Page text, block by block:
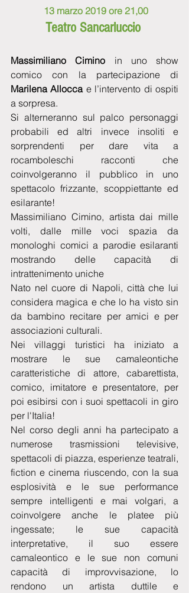
13 marzo 2019 ore 21,00
Teatro Sancarluccio
Massimiliano Cimino in uno show
Marilena Allocca e l’intervento di ospiti
a sorpresa.
Si alterneranno sul palco personaggi
probabili ed altri invece insoliti e
sorprendenti per dare vita a
rocamboleschi racconti che
coinvolgeranno il pubblico in uno
spettacolo frizzante, scoppiettante ed
esilarante!
Massimiliano Cimino, artista dai mille
volti, dalle mille voci spazia da
monologhi comici a parodie esilaranti
mostrando delle capacità di
intrattenimento uniche
Nato nel cuore di Napoli, città che lui
considera magica e che lo ha visto sin
da bambino recitare per amici e per
associazioni culturali.
Nei villaggi turistici ha iniziato a
mostrare le sue camaleontiche
caratteristiche di attore, cabarettista,
comico, imitatore e presentatore, per
poi esibirsi con i suoi spettacoli in giro
per l'Italia!
Nel corso degli anni ha partecipato a
numerose trasmissioni televisive,
spettacoli di piazza, esperienze teatrali,
fiction e cinema riuscendo, con la sua
esplosività e le sue performance
sempre intelligenti e mai volgari, a
coinvolgere anche le platee più
ingessate; le sue capacità
interpretative, il suo essere
camaleontico e le sue non comuni
capacità di improvvisazione, lo
rendono un artista duttile e